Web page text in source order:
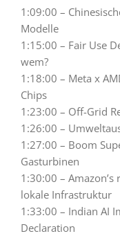
1:09:00 –
Modelle
1:15:00 – Fair Use
wem?
1:18:00 – Meta x
Chips
1:23:00 – Off-Grid
1:26:00 –
1:27:00 – Boom
Gasturbinen
1:30:00 –
lokale Infrastruktur
1:33:00 – Indian AI
Declaration